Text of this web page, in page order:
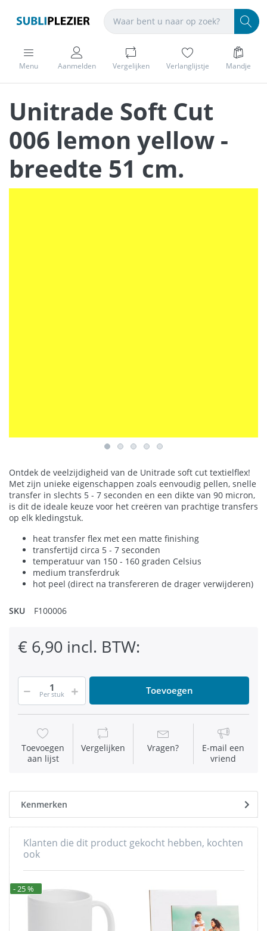
Menu Aanmelden Vergelijken Verlanglijstje Mandje
Unitrade Soft Cut
006 lemon yellow -
breedte 51 cm.
Ontdek de veelzijdigheid van de Unitrade soft cut textielflex!
Met zijn unieke eigenschappen zoals eenvoudig pellen, snelle
transfer in slechts 5 - 7 seconden en een dikte van 90 micron,
is dit de ideale keuze voor het creëren van prachtige transfers
op elk kledingstuk.
heat transfer flex met een matte finishing
transfertijd circa 5 - 7 seconden
temperatuur van 150 - 160 graden Celsius
medium transferdruk
hot peel (direct na transfereren de drager verwijderen)
SKU F100006
€ 6,90 incl. BTW:
Per stuk Toevoegen
Toevoegen
aan lijst
Vergelijken Vragen?
E-mail een
vriend
Kenmerken
Klanten die dit product gekocht hebben, kochten
ook
- 25 %